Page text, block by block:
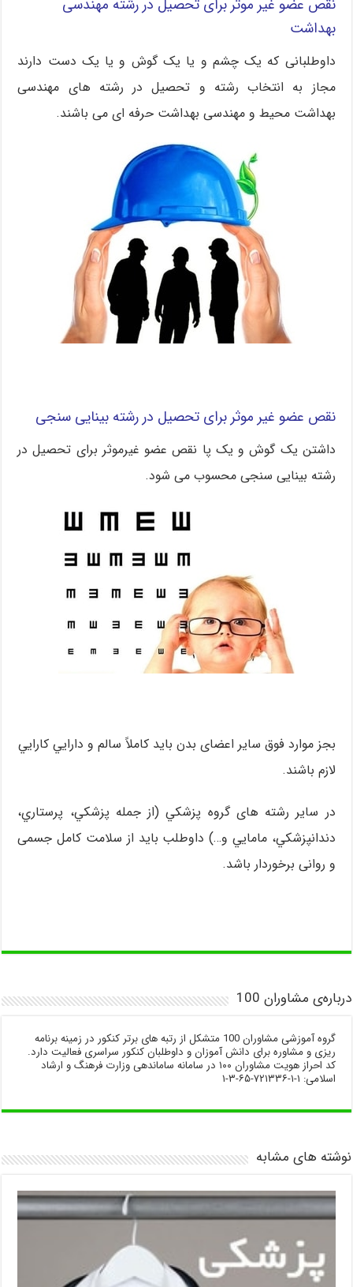
نقص عضو غیر موثر برای تحصیل در رشته مهندسی
بهداشت
داوطلبانی که یک چشم و یا یک گوش و یا یک دست دارند
مجاز به انتخاب رشته و تحصیل در رشته های مهندسی
بهداشت محیط و مهندسی بهداشت حرفه ای می باشند.
نقص عضو غیر موثر برای تحصیل در رشته بینایی سنجی
داشتن یک گوش و یک پا نقص عضو غیرموثر برای تحصیل در
رشته بینایی سنجی محسوب می شود.
بجز موارد فوق سایر اعضای بدن بايد كاملاً سالم و دارایي كارايي
لازم باشند.
در ساير رشته های گروه پزشكي (از جمله پزشكي، پرستاري،
دندانپزشكي، مامايي و…) داوطلب بايد از سلامت كامل جسمی
و روانی برخوردار باشد.
درباره‌ی مشاوران 100
گروه آموزشی مشاوران 100 متشکل از رتبه های برتر کنکور در زمینه برنامه
ریزی و مشاوره برای دانش آموزان و داوطلبان کنکور سراسری فعالیت دارد.
کد احراز هویت مشاوران ۱۰۰ در سامانه ساماندهی وزارت فرهنگ و ارشاد
اسلامی: ۱-۱-۷۲۱۳۳۶-۶۵-۳-۱
نوشته های مشابه